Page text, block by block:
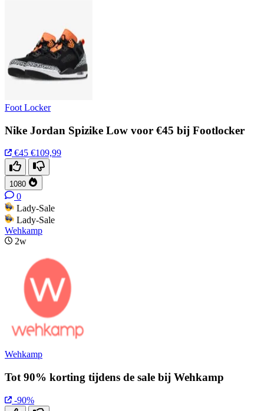
Foot Locker
Nike Jordan Spizike Low voor €45 bij Footlocker
€45 €109,99
1080
0
Lady-Sale
Lady-Sale
Wehkamp
2w
Wehkamp
Tot 90% korting tijdens de sale bij Wehkamp
-90%